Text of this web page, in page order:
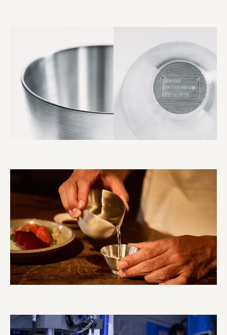
amirisu株式会社
SPACE COTAN株式会社 / 大樹町役場企画商工課航空宇
クワトロ Quattro
株式会社オレンジページ​
フジ物産株式会社
お茶と酒たすき
野村不動産ビルディング株式会社
大堀相馬焼陶吉郎窯
株式会社ゼロワンブースター
叶や豆冨 大椙食品
株式会社 京都産業振興センター
旭酒造株式会社
日本出版販売株式会社